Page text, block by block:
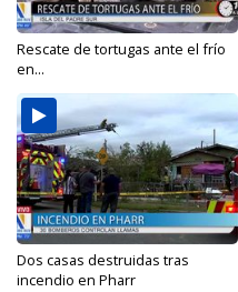
Rescate de tortugas ante el frío
en...
Dos casas destruidas tras
incendio en Pharr